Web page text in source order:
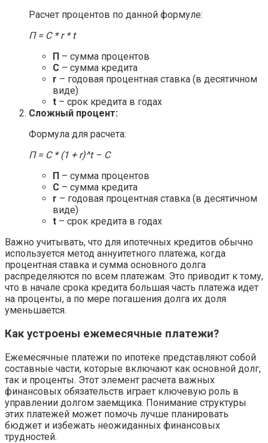
Расчет процентов по данной формуле:
П = С * r * t
П – сумма процентов
С – сумма кредита
r – годовая процентная ставка (в десятичном
виде)
t – срок кредита в годах
Сложный процент:
Формула для расчета:
П = С * (1 + r)^t – С
П – сумма процентов
С – сумма кредита
r – годовая процентная ставка (в десятичном
виде)
t – срок кредита в годах
Важно учитывать, что для ипотечных кредитов обычно
используется метод аннуитетного платежа, когда
процентная ставка и сумма основного долга
распределяются по всем платежам. Это приводит к тому,
что в начале срока кредита большая часть платежа идет
на проценты, а по мере погашения долга их доля
уменьшается.
Как устроены ежемесячные платежи?
Ежемесячные платежи по ипотеке представляют собой
составные части, которые включают как основной долг,
так и проценты. Этот элемент расчета важных
финансовых обязательств играет ключевую роль в
управлении долгом заемщика. Понимание структуры
этих платежей может помочь лучше планировать
бюджет и избежать неожиданных финансовых
трудностей.